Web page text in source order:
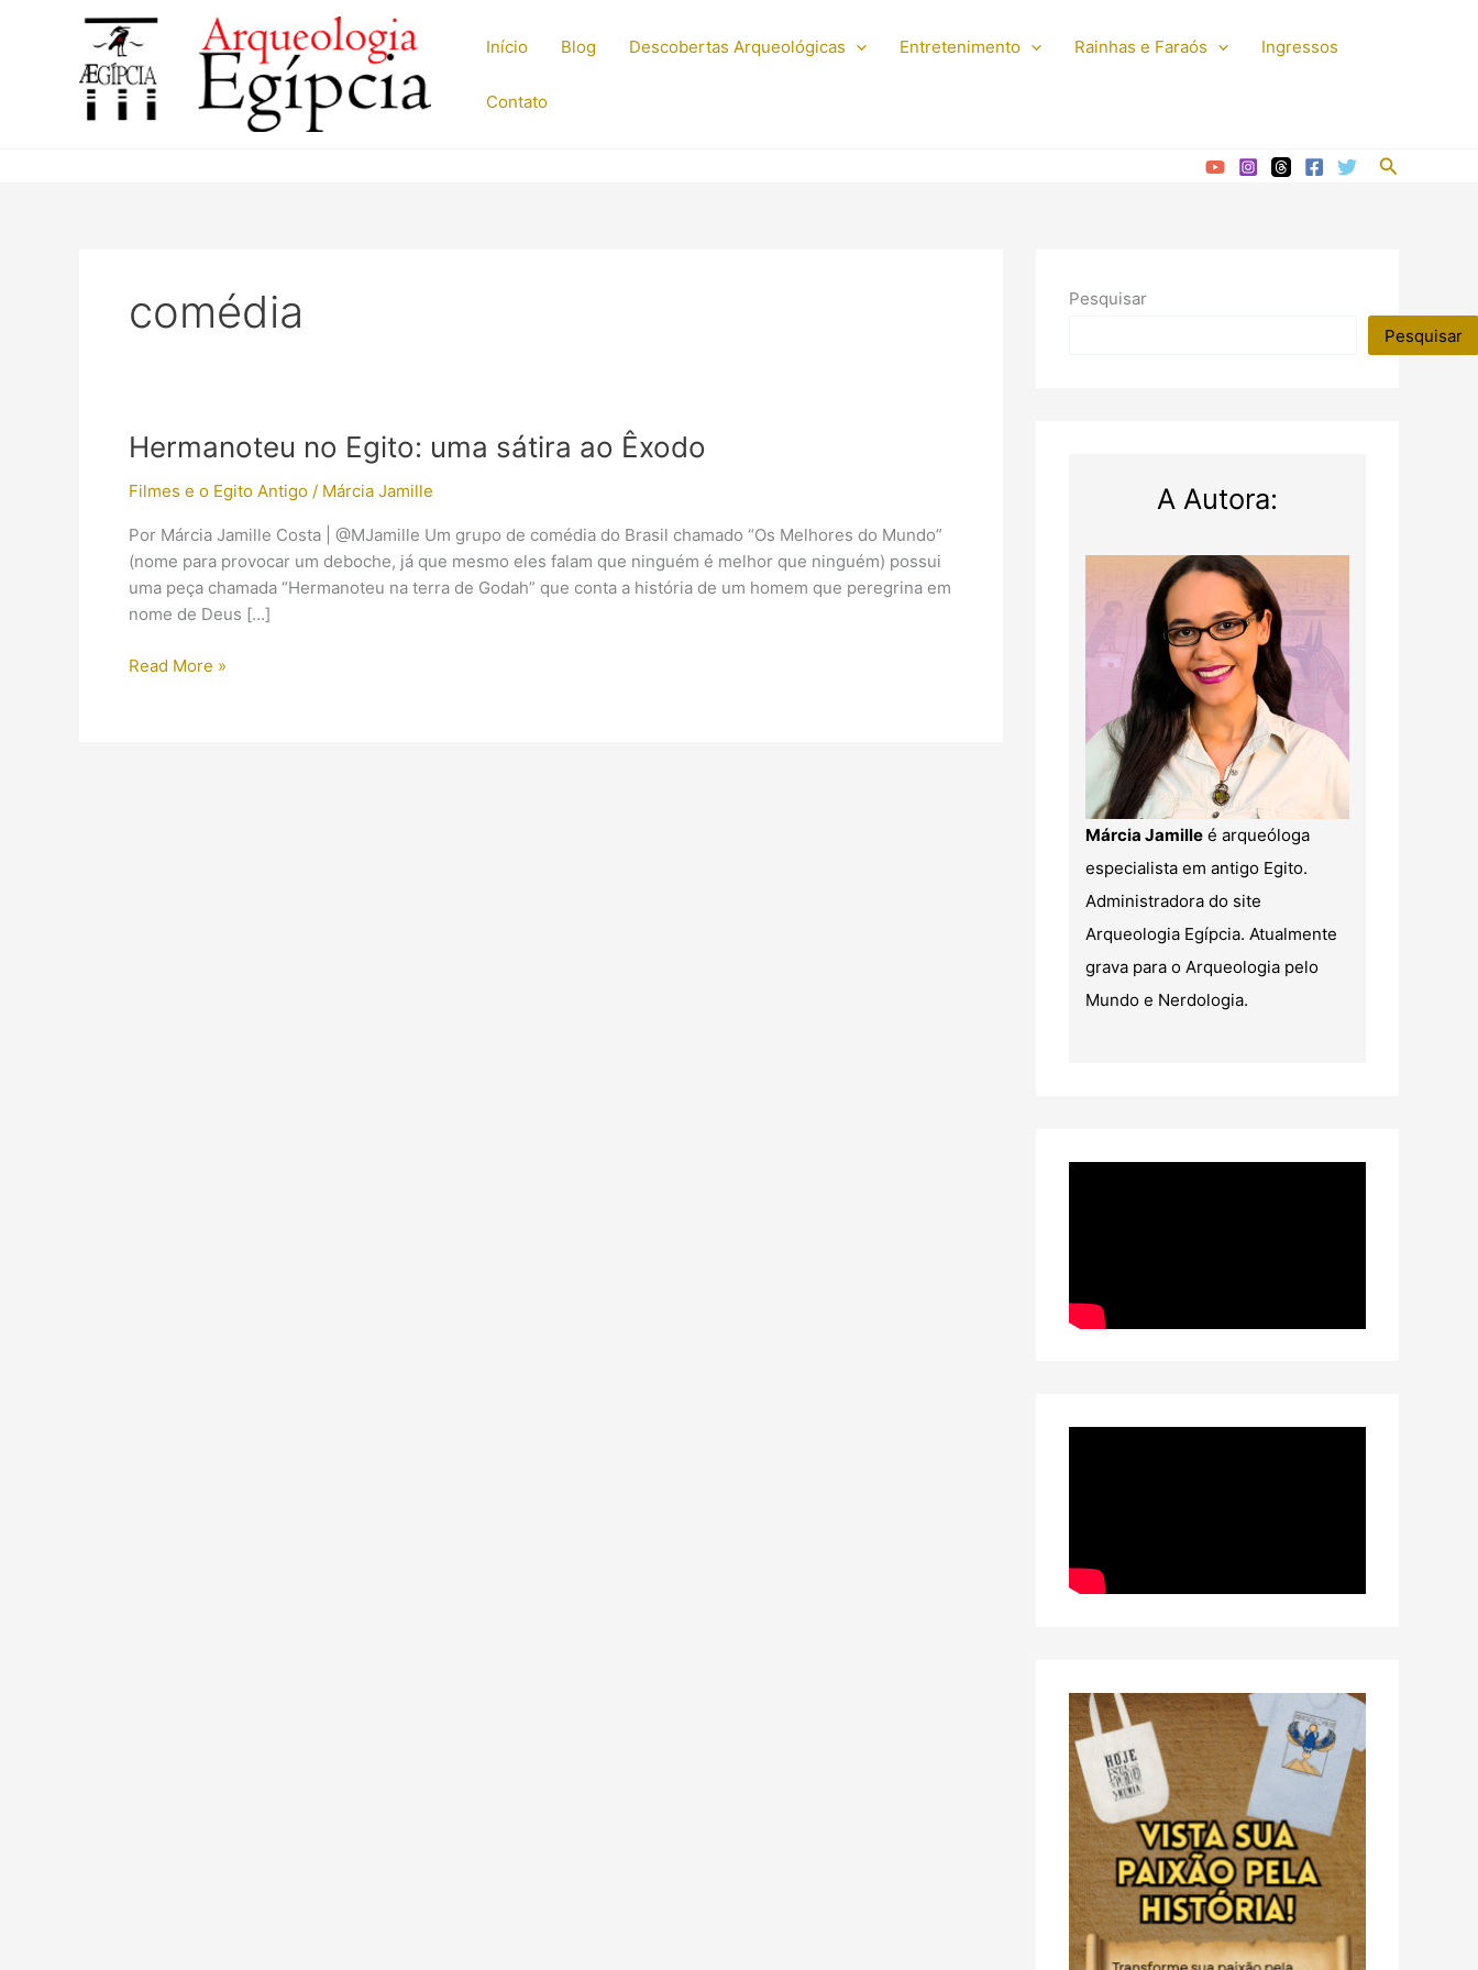
Início Blog Descobertas Arqueológicas Entretenimento Rainhas e Faraós Ingressos
Contato
Pesquisar
comédia
Hermanoteu no Egito: uma sátira ao Êxodo
Filmes e o Egito Antigo / Márcia Jamille
Por Márcia Jamille Costa | @MJamille Um grupo de comédia do Brasil chamado “Os Melhores do Mundo”
(nome para provocar um deboche, já que mesmo eles falam que ninguém é melhor que ninguém) possui
uma peça chamada “Hermanoteu na terra de Godah” que conta a história de um homem que peregrina em
nome de Deus […]
Hermanoteu
Read More »
Pesquisar
Pesquisar
A Autora:
Márcia Jamille é arqueóloga
especialista em antigo Egito.
Administradora do site
Arqueologia Egípcia. Atualmente
grava para o Arqueologia pelo
Mundo e Nerdologia.